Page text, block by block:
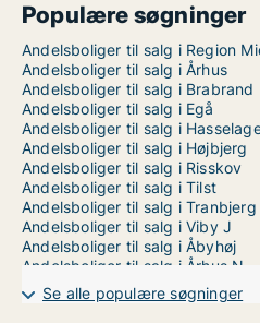
Populære søgninger
Andelsboliger til salg i Region
Andelsboliger til salg i Århus
Andelsboliger til salg i Brabrand
Andelsboliger til salg i Egå
Andelsboliger til salg i
Andelsboliger til salg i Højbjerg
Andelsboliger til salg i Risskov
Andelsboliger til salg i Tilst
Andelsboliger til salg i Tranbjerg
Andelsboliger til salg i Viby J
Andelsboliger til salg i Åbyhøj
Andelsboliger til salg i Århus N
Andelsboliger til salg i Århus V
Se alle populære søgninger